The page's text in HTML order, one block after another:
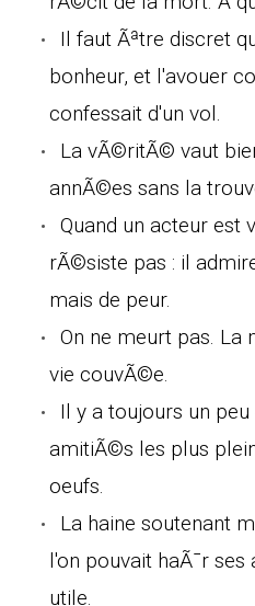
Il faut Ãªtre discret
bonheur, et l'avouer
confessait d'un vol.
La vÃ©ritÃ© vaut
annÃ©es sans la
Quand un acteur est
rÃ©siste pas : il
mais de peur.
On ne meurt pas. La
vie couvÃ©e.
Il y a toujours un peu
amitiÃ©s les plus
oeufs.
La haine soutenant
l'on pouvait haÃ¯r
utile.